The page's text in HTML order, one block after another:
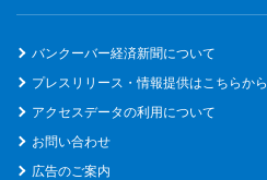
バンクーバー経済新聞について
プレスリリース・情報提供はこちらから
アクセスデータの利用について
お問い合わせ
広告のご案内